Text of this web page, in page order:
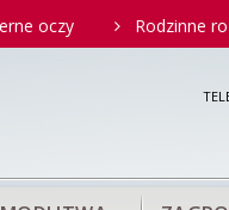
Rodzinne